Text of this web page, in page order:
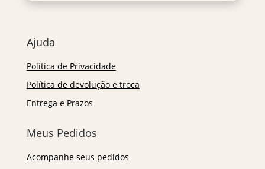
Ajuda
Política de Privacidade
Política de devolução e troca
Entrega e Prazos
Meus Pedidos
Acompanhe seus pedidos